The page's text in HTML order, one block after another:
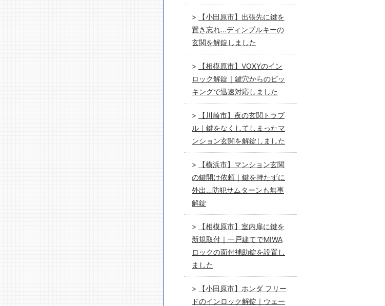
【小田原市】出張先に鍵を
置き忘れ…ディンプルキーの
玄関を解錠しました
【相模原市】VOXYのイン
ロック解錠｜鍵穴からのピッ
キングで迅速対応しました
【川崎市】夜の玄関トラブ
ル｜鍵をなくしてしまったマ
ンション玄関を解錠しました
【横浜市】マンション玄関
の鍵開け依頼｜鍵を持たずに
外出…防犯サムターンも無事
解錠
【相模原市】室内扉に鍵を
新規取付｜一戸建てでMIWA
ロックの面付補助錠を設置し
ました
【小田原市】ホンダ フリー
ドのインロック解錠｜ウェー